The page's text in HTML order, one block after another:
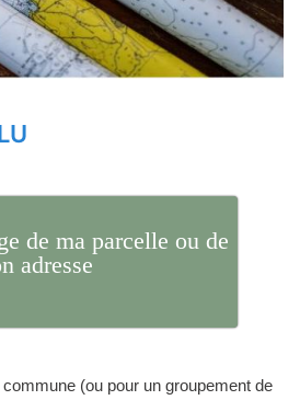
de ma parcelle ou de
adresse
(ou pour un groupement de